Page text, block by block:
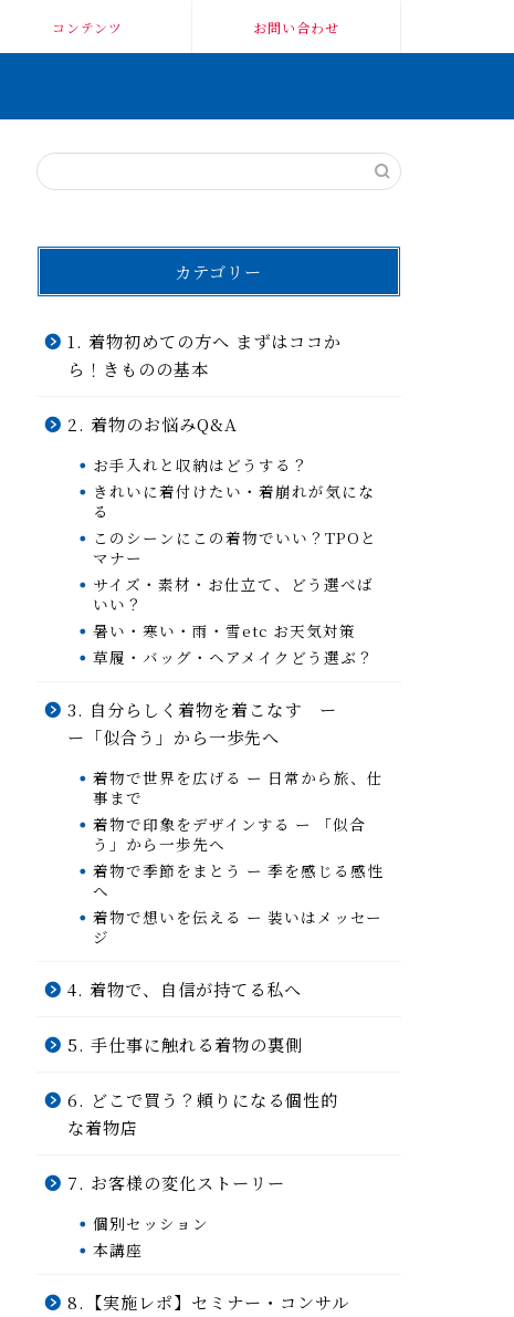
コンテンツ お問い合わせ
カテゴリー
1. 着物初めての方へ まずはココか
ら！きものの基本
2. 着物のお悩みQ&A
お手入れと収納はどうする？
きれいに着付けたい・着崩れが気にな
る
このシーンにこの着物でいい？TPOと
マナー
サイズ・素材・お仕立て、どう選べば
いい？
暑い・寒い・雨・雪etc お天気対策
草履・バッグ・ヘアメイクどう選ぶ？
3. 自分らしく着物を着こなす ー
ー「似合う」から一歩先へ
着物で世界を広げる ー 日常から旅、仕
事まで
着物で印象をデザインする ー 「似合
う」から一歩先へ
着物で季節をまとう ー 季を感じる感性
へ
着物で想いを伝える ー 装いはメッセー
ジ
4. 着物で、自信が持てる私へ
5. 手仕事に触れる着物の裏側
6. どこで買う？頼りになる個性的
な着物店
7. お客様の変化ストーリー
個別セッション
本講座
8.【実施レポ】セミナー・コンサル